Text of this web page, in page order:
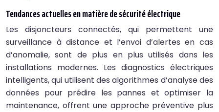
Tendances actuelles en matière de sécurité électrique
Les disjoncteurs connectés, qui permettent une
surveillance à distance et l’envoi d’alertes en cas
d’anomalie, sont de plus en plus utilisés dans les
installations modernes. Les diagnostics électriques
intelligents, qui utilisent des algorithmes d’analyse des
données pour prédire les pannes et optimiser la
maintenance, offrent une approche préventive plus